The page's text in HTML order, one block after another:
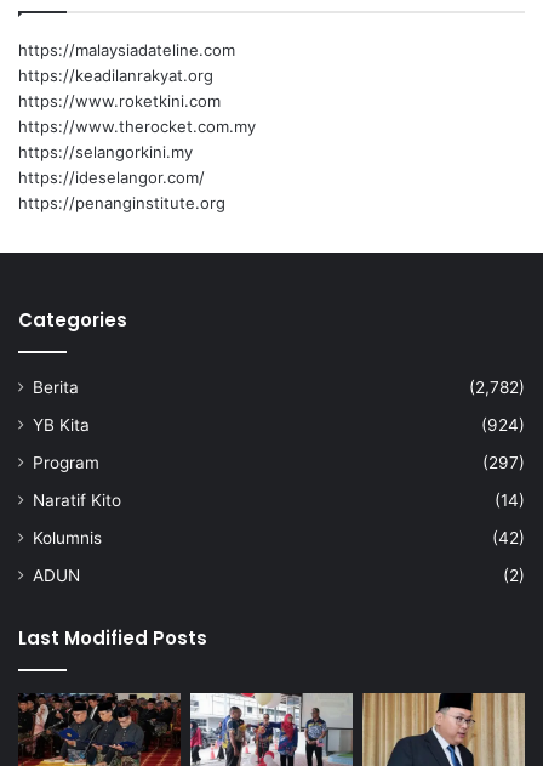
a
u
h
o
d
u
k
b
e
r
n
R
2
b
l
i
https://malaysiadateline.com
https://keadilanrakyat.org
https://www.roketkini.com
https://www.therocket.com.my
https://selangorkini.my
https://ideselangor.com/
https://penanginstitute.org
Categories
Berita
(2,782)
YB Kita
(924)
Program
(297)
Naratif Kito
(14)
Kolumnis
(42)
ADUN
(2)
Last Modified Posts